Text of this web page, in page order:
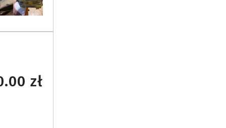
zł